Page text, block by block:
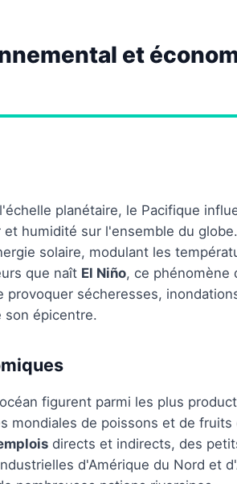
et
planétaire, le Pacifique
humidité sur l'ensemble du
solaire, modulant les
que naît El Niño, ce phénomène
provoquer sécheresses,
son épicentre.
figurent parmi les plus
mondiales de poissons et de
directs et indirects, des
d'Amérique du Nord et